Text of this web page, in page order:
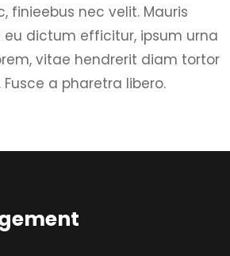
finieebus nec velit. Mauris
eu dictum efficitur, ipsum urna
vitae hendrerit diam tortor
Fusce a pharetra libero.